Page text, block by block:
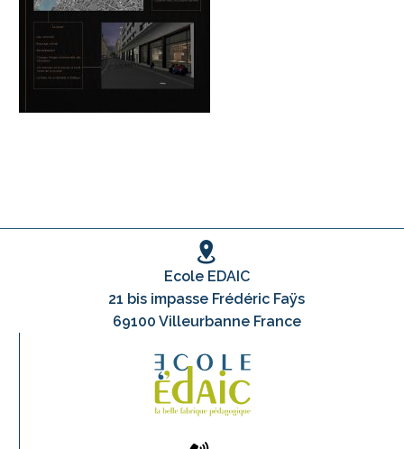
Ecole EDAIC
21 bis impasse Frédéric Faÿs
69100 Villeurbanne France